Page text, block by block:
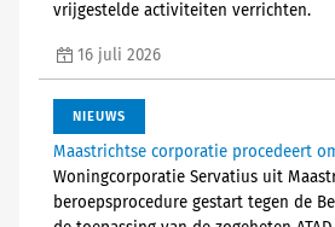
vrijgestelde activiteiten verrichten.
16 juli 2026
NIEUWS
Maastrichtse corporatie procedeert
Woningcorporatie Servatius uit
beroepsprocedure gestart tegen de